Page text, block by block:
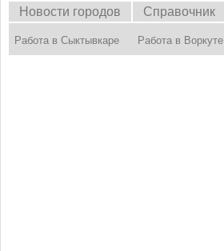
Новости городов Справочник
Работа в Сыктывкаре Работа в Воркуте